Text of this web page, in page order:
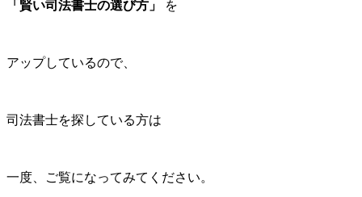
「賢い司法書士の選び方」 を
アップしているので、
司法書士を探している方は
一度、ご覧になってみてください。